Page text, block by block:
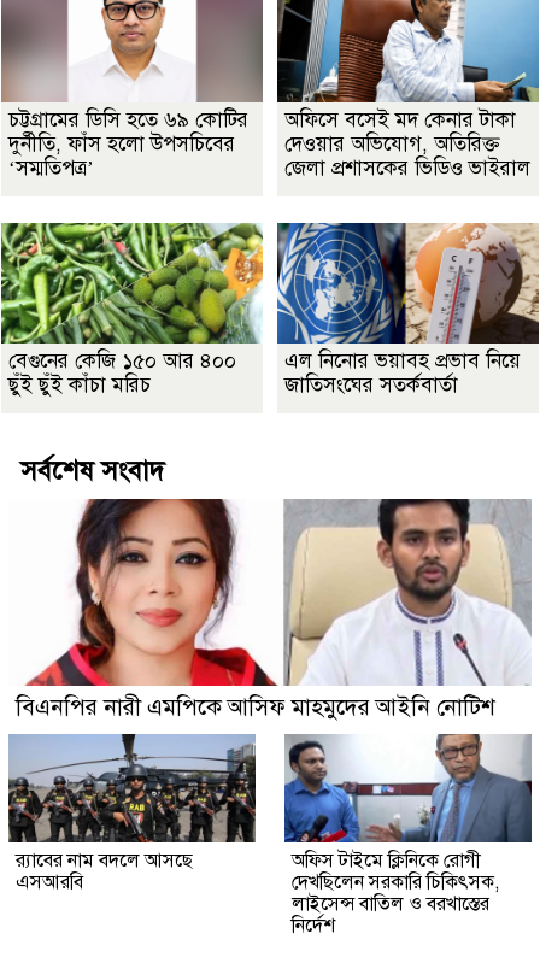
চট্টগ্রামের ডিসি হতে ৬৯ কোটির
দুর্নীতি, ফাঁস হলো উপসচিবের
‘সম্মতিপত্র’
অফিসে বসেই মদ কেনার টাকা
দেওয়ার অভিযোগ, অতিরিক্ত
জেলা প্রশাসকের ভিডিও ভাইরাল
বেগুনের কেজি ১৫০ আর ৪০০
ছুঁই ছুঁই কাঁচা মরিচ
এল নিনোর ভয়াবহ প্রভাব নিয়ে
জাতিসংঘের সতর্কবার্তা
সর্বশেষ সংবাদ
বিএনপির নারী এমপিকে আসিফ মাহমুদের আইনি নোটিশ
র‍্যাবের নাম বদলে আসছে
এসআরবি
অফিস টাইমে ক্লিনিকে রোগী
দেখছিলেন সরকারি চিকিৎসক,
লাইসেন্স বাতিল ও বরখাস্তের
নির্দেশ